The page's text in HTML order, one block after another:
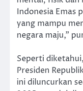
Indonesia Emas
yang mampu
negara maju,”
Seperti
Presiden
ini diluncurkan